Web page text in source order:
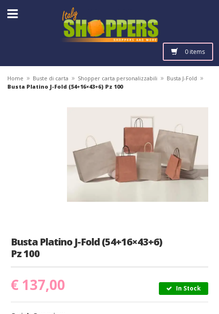
0 items
Home » Buste di carta » Shopper carta personalizzabili » Busta J-Fold »
Busta Platino J-Fold (54+16×43+6) Pz 100
Busta Platino J-Fold (54+16×43+6)
Pz 100
€ 137,00 In Stock